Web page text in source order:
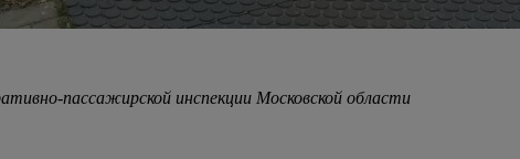
пассажирской инспекции Московской области